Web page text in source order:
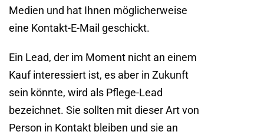
Medien und hat Ihnen möglicherweise
eine Kontakt-E-Mail geschickt.
Ein Lead, der im Moment nicht an einem
Kauf interessiert ist, es aber in Zukunft
sein könnte, wird als Pflege-Lead
bezeichnet. Sie sollten mit dieser Art von
Person in Kontakt bleiben und sie an